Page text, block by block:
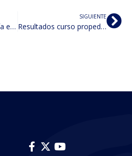
Convocatoria Maestría en Derecho
SIGUIENTE
Resultados curso propedéutico